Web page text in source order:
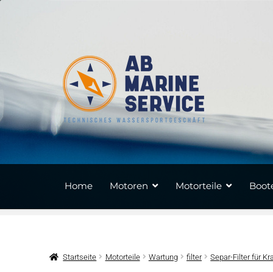
Home Motoren Motorteile
Startseite Motorteile Wartung filter Separ-Filter für